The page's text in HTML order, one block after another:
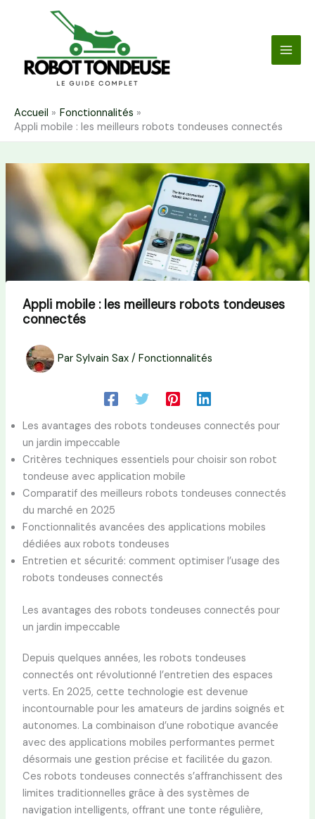
Accueil
Fonctionnalités
Appli mobile : les meilleurs robots tondeuses connectés
Appli mobile : les meilleurs robots tondeuses
connectés
Par Sylvain Sax / Fonctionnalités
Les avantages des robots tondeuses connectés pour
un jardin impeccable
Critères techniques essentiels pour choisir son robot
tondeuse avec application mobile
Comparatif des meilleurs robots tondeuses connectés
du marché en 2025
Fonctionnalités avancées des applications mobiles
dédiées aux robots tondeuses
Entretien et sécurité: comment optimiser l’usage des
robots tondeuses connectés
Les avantages des robots tondeuses connectés pour
un jardin impeccable
Depuis quelques années, les robots tondeuses
connectés ont révolutionné l’entretien des espaces
verts. En 2025, cette technologie est devenue
incontournable pour les amateurs de jardins soignés et
autonomes. La combinaison d’une robotique avancée
avec des applications mobiles performantes permet
désormais une gestion précise et facilitée du gazon.
Ces robots tondeuses connectés s’affranchissent des
limites traditionnelles grâce à des systèmes de
navigation intelligents, offrant une tonte régulière,